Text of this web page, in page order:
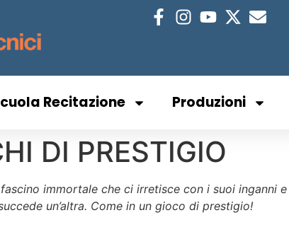
Recitazione Produzioni
DI PRESTIGIO
immortale che ci irretisce con i suoi inganni
un’altra. Come in un gioco di prestigio!